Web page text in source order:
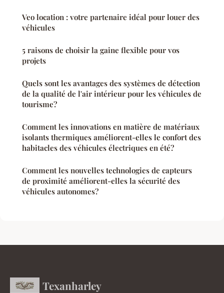
Veo location : votre partenaire idéal pour louer des
véhicules
5 raisons de choisir la gaine flexible pour vos
projets
Quels sont les avantages des systèmes de détection
de la qualité de l'air intérieur pour les véhicules de
tourisme?
Comment les innovations en matière de matériaux
isolants thermiques améliorent-elles le confort des
habitacles des véhicules électriques en été?
Comment les nouvelles technologies de capteurs
de proximité améliorent-elles la sécurité des
véhicules autonomes?
Texanharley